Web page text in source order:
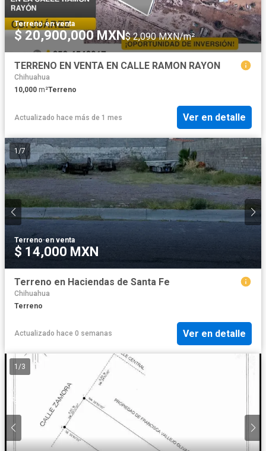
Terreno·en venta
$ 20,900,000 MXN$ 2,090 MXN/m²
TERRENO EN VENTA EN CALLE RAMON RAYON
Chihuahua
10,000 m²Terreno
Actualizado hace más de 1 mes Ver en detalle
1/7
Terreno·en venta
$ 14,000 MXN
Terreno en Haciendas de Santa Fe
Chihuahua
Terreno
Actualizado hace 0 semanas Ver en detalle
1 /3